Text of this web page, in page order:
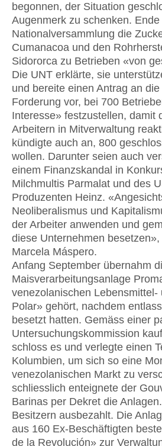
begonnen, der Situation
Augenmerk zu schenken.
Nationalversammlung die
Cumanacoa und den
Sidororca zu Betrieben «von
Die UNT erklärte, sie
und bereite einen Antrag an
Forderung vor, bei 700
Interesse» festzustellen, damit
Arbeitern in Mitverwaltung
kündigte auch an, 800
wollen. Darunter seien auch
einem Finanzskandal in
Milchmultis Parmalat und des
Produzenten Heinz.
Neoliberalismus und
der Arbeiter anwenden und
diese Unternehmen
Marcela Máspero.
Anfang September übernahm
Maisverarbeitungsanlage
venezolanischen
Polar» gehört, nachdem
besetzt hatten. Gemäss einer
Untersuchungskommission
schloss es und verlegte einen
Kolumbien, um sich so eine
venezolanischen Markt zu
schliesslich enteignete der
Barinas per Dekret die
Besitzern ausbezahlt. Die
aus 160 Ex-Beschäftigten
de la Revolución» zur